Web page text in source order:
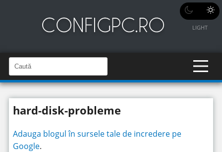
LIGHT
a
u
t
n
C
a
u
î
n
t
hard-disk-probleme
Adauga blogul în sursele tale de incredere pe
Google.